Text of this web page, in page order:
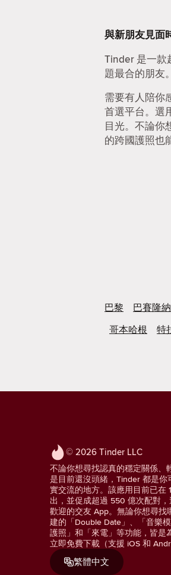
與新朋友見面
Tinder 是一款
題最合的朋友。
需要有人陪你
首選平台。選
目光。不論你
的跨國護照也
巴黎 巴賽隆納
哥本哈根
特
© 2026 Tinder LLC
不論你想尋找認真的穩定關係、
是目前還沒頭緒，Tinder 都是你
實交流的地方。該應用目前已在
出，並促成超過 550 億次配對
歡迎的交友 App。無論你想尋找
建的「Double Date」、「音樂
護照」和「來電」等功能，皆是
立即免費下載（支援 iOS 和
繁體中文